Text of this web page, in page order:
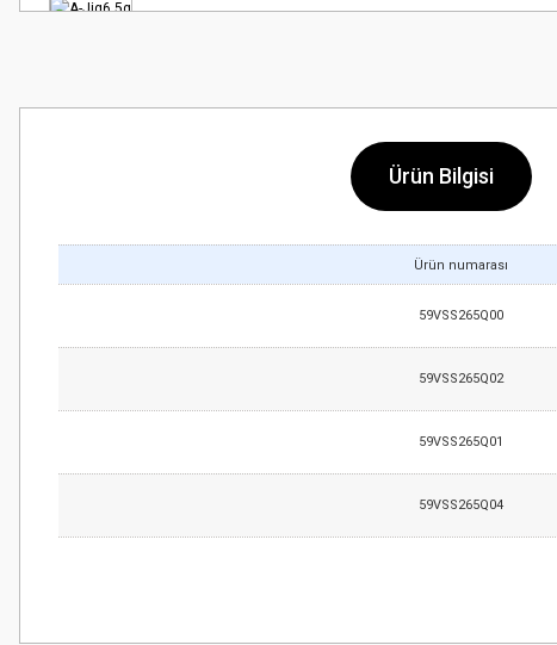
Ürün Bilgisi
Ürün numarası
59VSS265Q00
59VSS265Q02
59VSS265Q01
59VSS265Q04